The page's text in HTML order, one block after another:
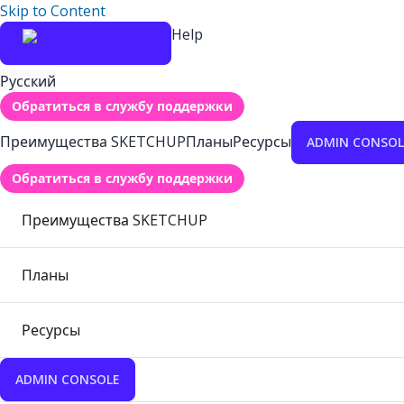
Skip to Content
Help
Русский
Обратиться в службу поддержки
Преимущества SKETCHUPПланыРесурсы ADMIN
Обратиться в службу поддержки
Преимущества SKETCHUP
Планы
Ресурсы
ADMIN CONSOLE